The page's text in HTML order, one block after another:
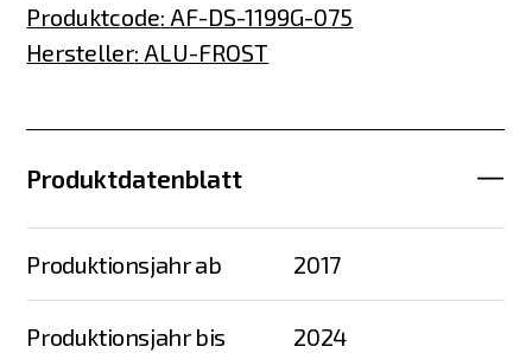
Produktcode: AF-DS-1199G-075
Hersteller: ALU-FROST
Produktdatenblatt
Produktionsjahr ab 2017
Produktionsjahr bis 2024